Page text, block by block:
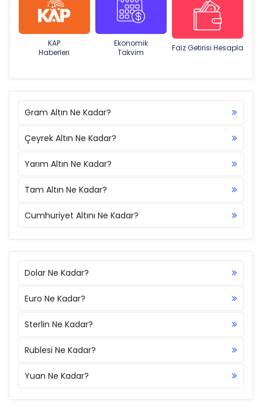
KAP
Haberleri
Ekonomik
Takvim
Faiz Getirisi Hesapla
Gram Altın Ne Kadar?
Çeyrek Altın Ne Kadar?
Yarım Altın Ne Kadar?
Tam Altın Ne Kadar?
Cumhuriyet Altını Ne Kadar?
Dolar Ne Kadar?
Euro Ne Kadar?
Sterlin Ne Kadar?
Rublesi Ne Kadar?
Yuan Ne Kadar?